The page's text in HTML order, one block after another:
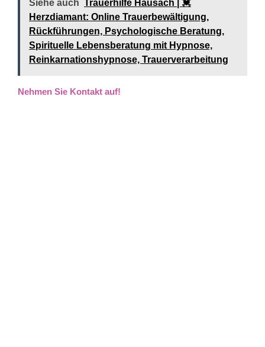
Siehe auch Trauerhilfe Hausach | 💓️️
Herzdiamant: Online Trauerbewältigung,
Rückführungen, Psychologische Beratung,
Spirituelle Lebensberatung mit Hypnose,
Reinkarnationshypnose, Trauerverarbeitung
Nehmen Sie Kontakt auf!